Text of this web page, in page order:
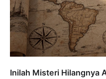
Inilah Misteri Hilangnya